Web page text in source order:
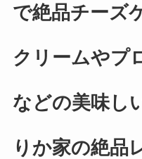
で絶品チーズ
クリームやプ
などの美味し
りか家の絶品